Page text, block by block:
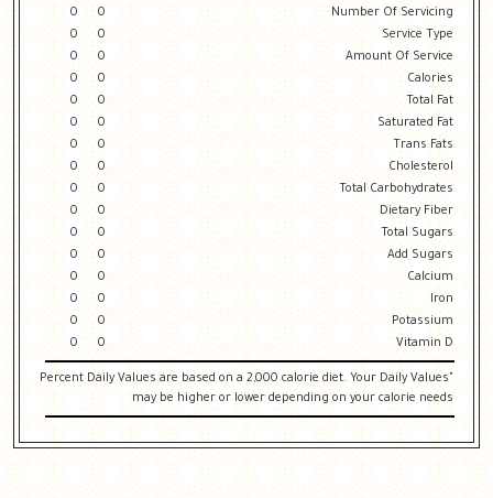
Number Of Servicing
0
0
Service Type
0
0
Amount Of Service
0
0
Calories
0
0
Total Fat
0
0
Saturated Fat
0
0
Trans Fats
0
0
Cholesterol
0
0
Total Carbohydrates
0
0
Dietary Fiber
0
0
Total Sugars
0
0
Add Sugars
0
0
Calcium
0
0
Iron
0
0
Potassium
0
0
Vitamin D
0
0
"Percent Daily Values are based on a 2,000 calorie diet. Your Daily Values
may be higher or lower depending on your calorie needs